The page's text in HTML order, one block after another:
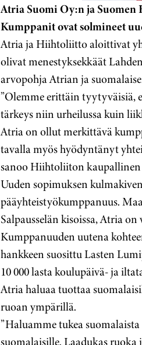
Atria Suomi Oy:n ja
Kumppanit ovat solmineet
Atria ja Hiihtoliitto aloittivat
olivat menestyksekkäät
arvopohja Atrian ja
”Olemme erittäin tyytyväisiä,
tärkeys niin urheilussa kuin
Atria on ollut merkittävä
tavalla myös hyödyntänyt
sanoo Hiihtoliiton kaupallinen
Uuden sopimuksen
pääyhteistyökumppanuus.
Salpausselän kisoissa, Atria
Kumppanuuden uutena
hankkeen suosittu Lasten
10 000 lasta koulupäivä- ja
Atria haluaa tuottaa
ruoan ympärillä.
”Haluamme tukea